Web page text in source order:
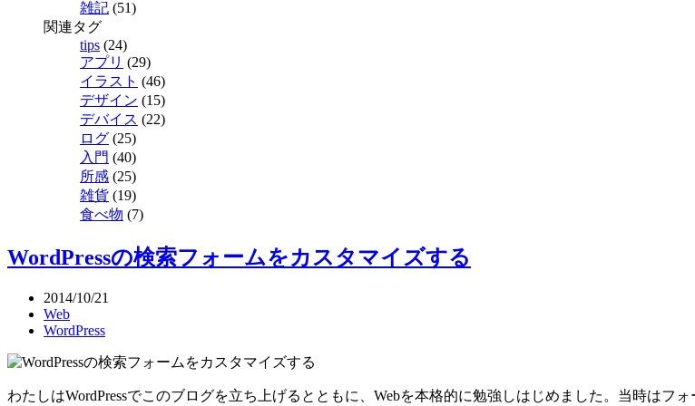
雑記 (51)
関連タグ
tips (24)
アプリ (29)
イラスト (46)
デザイン (15)
デバイス (22)
ログ (25)
入門 (40)
所感 (25)
雑貨 (19)
食べ物 (7)
WordPressの検索フォームをカスタマイズする
2014/10/21
Web
WordPress
わたしはWordPressでこのブログを立ち上げるとともに、Webを本格的に勉強しはじめました。当時は